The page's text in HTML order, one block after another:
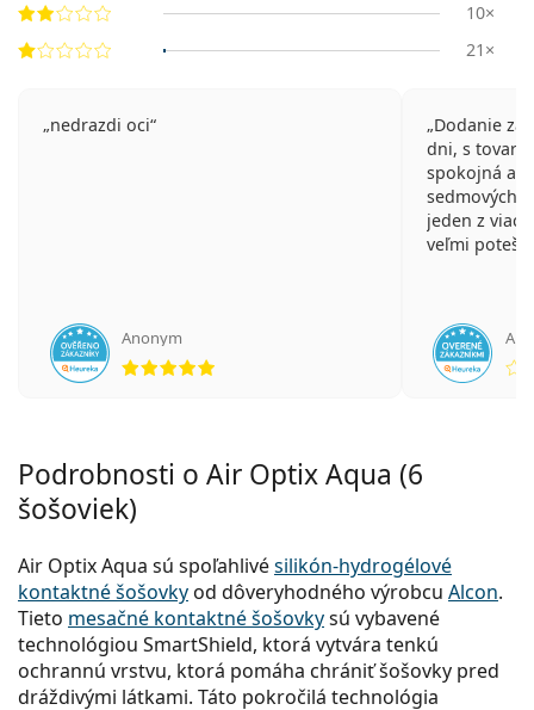
10×
21×
nedrazdi oci
Anonym
Dodanie
dni, s
spokojná a
sedmových
jeden z
veľmi potešil.
Podrobnosti o Air Optix Aqua (6
šošoviek)
Air Optix Aqua sú spoľahlivésilikón-hydrogélové
kontaktné šošovkyod dôveryhodného výrobcu Alcon.
Tieto mesačné kontaktné šošovkysú vybavené
technológiou SmartShield, ktorá vytvára tenkú
ochrannú vrstvu, ktorá pomáha chrániť šošovky pred
dráždivými látkami. Táto pokročilá technológia